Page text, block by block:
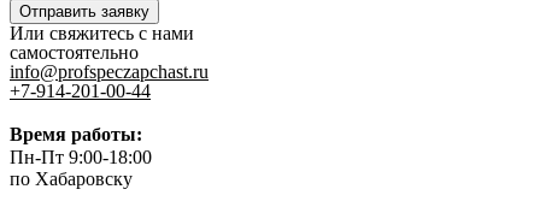
Отправить заявку
Или свяжитесь с нами
самостоятельно
info@profspeczapchast.ru
+7-914-201-00-44
Время работы:
Пн-Пт 9:00-18:00
по Хабаровску